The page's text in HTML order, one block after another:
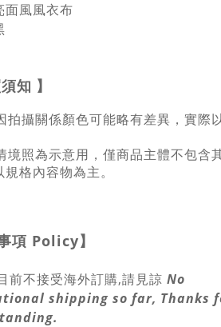
面風風衣布
知 】
拍攝關係顏色可能略有差異，實際
境照為示意用，僅商品主體不包含
格內容物為主。
項 Policy】
不接受海外訂購,請見諒 No
shipping so far, Thanks